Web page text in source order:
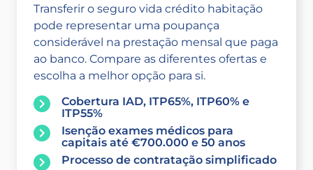
Transferir o seguro vida crédito habitação
pode representar uma poupança
considerável na prestação mensal que paga
ao banco. Compare as diferentes ofertas e
escolha a melhor opção para si.
Cobertura IAD, ITP65%, ITP60% e
ITP55%
Isenção exames médicos para
capitais até €700.000 e 50 anos
Processo de contratação simplificado